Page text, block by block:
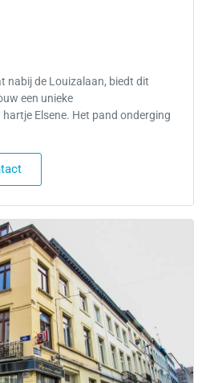
nabij de Louizalaan, biedt dit
een unieke
Elsene. Het pand onderging